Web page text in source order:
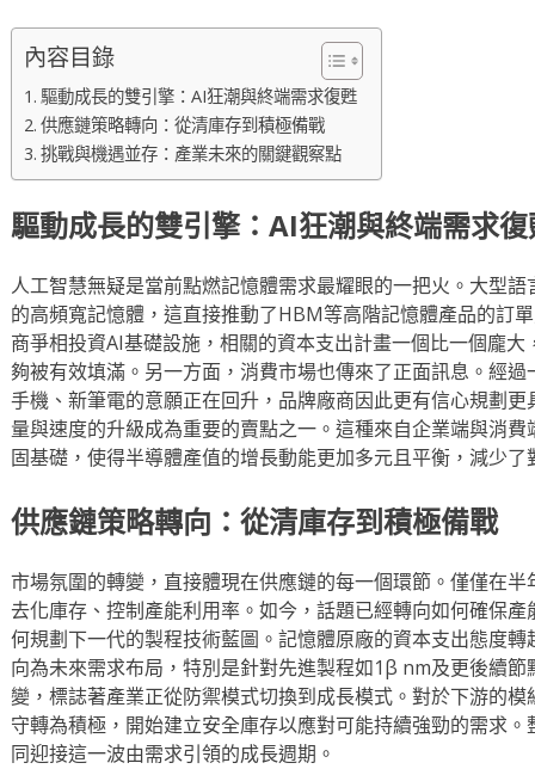
內容目錄
驅動成長的雙引擎：AI狂潮與終端需求復甦
供應鏈策略轉向：從清庫存到積極備戰
挑戰與機遇並存：產業未來的關鍵觀察點
驅動成長的雙引擎：AI狂潮與終端需求
人工智慧無疑是當前點燃記憶體需求最耀眼的一把火。大型
的高頻寬記憶體，這直接推動了HBM等高階記憶體產品的訂
商爭相投資AI基礎設施，相關的資本支出計畫一個比一個龐
夠被有效填滿。另一方面，消費市場也傳來了正面訊息。經
手機、新筆電的意願正在回升，品牌廠商因此更有信心規劃
量與速度的升級成為重要的賣點之一。這種來自企業端與消
固基礎，使得半導體產值的增長動能更加多元且平衡，減少
供應鏈策略轉向：從清庫存到積極備戰
市場氛圍的轉變，直接體現在供應鏈的每一個環節。僅僅在
去化庫存、控制產能利用率。如今，話題已經轉向如何確保
何規劃下一代的製程技術藍圖。記憶體原廠的資本支出態度
向為未來需求布局，特別是針對先進製程如1β nm及更後續
變，標誌著產業正從防禦模式切換到成長模式。對於下游的
守轉為積極，開始建立安全庫存以應對可能持續強勁的需求
同迎接這一波由需求引領的成長週期。